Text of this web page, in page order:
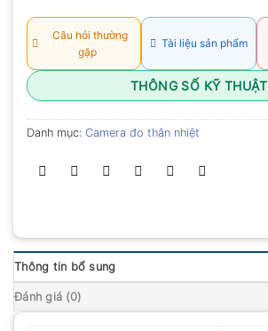
Câu hỏi thường
gặp
Tài liệu sản phẩm
THÔNG SỐ KỸ THUẬT
Danh mục: Camera đo thân nhiệt
Thông tin bổ sung
Đánh giá (0)